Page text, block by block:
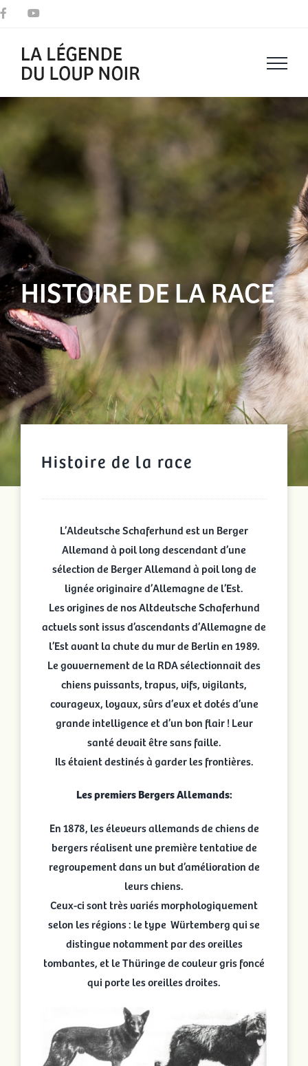
Passer
contenu
Facebook
HISTOIRE DE LA RACE
Histoire de la race
L’Aldeutsche Schaferhund est un Berger
Allemand à poil long descendant d’une
sélection de Berger Allemand à poil long de
lignée originaire d’Allemagne de l’Est.
Les origines de nos Altdeutsche Schaferhund
actuels sont issus d’ascendants d’Allemagne de
l’Est avant la chute du mur de Berlin en 1989.
Le gouvernement de la RDA sélectionnait des
chiens puissants, trapus, vifs, vigilants,
courageux, loyaux, sûrs d’eux et dotés d’une
grande intelligence et d’un bon flair ! Leur
santé devait être sans faille.
Ils étaient destinés à garder les frontières.
Les premiers Bergers Allemands:
En 1878, les éleveurs allemands de chiens de
bergers réalisent une première tentative de
regroupement dans un but d’amélioration de
leurs chiens.
Ceux-ci sont très variés morphologiquement
selon les régions : le type Würtemberg qui se
distingue notamment par des oreilles
tombantes, et le Thüringe de couleur gris foncé
qui porte les oreilles droites.